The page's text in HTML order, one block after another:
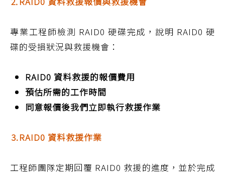
專業工程師檢測 RAID0 硬碟完成，說明 RAID0 硬
碟的受損狀況與救援機會：
RAID0 資料救援的報價費用
預估所需的工作時間
同意報價後我們立即執行救援作業
⒊RAID0 資料救援作業
工程師團隊定期回覆 RAID0 救援的進度，並於完成